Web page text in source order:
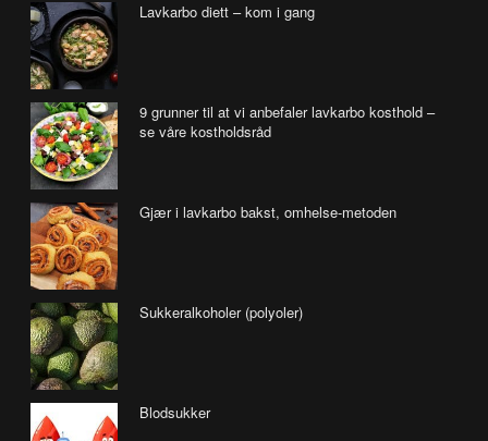
Lavkarbo diett – kom i gang
9 grunner til at vi anbefaler lavkarbo kosthold –
se våre kostholdsråd
Gjær i lavkarbo bakst, omhelse-metoden
Sukkeralkoholer (polyoler)
Blodsukker